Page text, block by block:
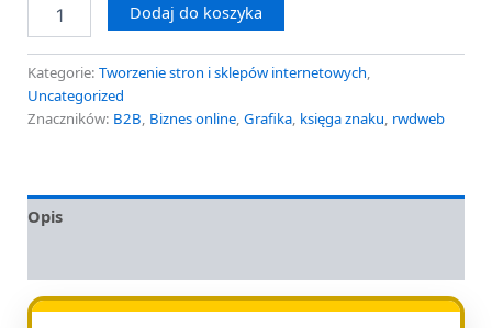
Dodaj do koszyka
Kategorie: Tworzenie stron i sklepów internetowych,
Uncategorized
Znaczników: B2B, Biznes online, Grafika, księga znaku, rwdweb
Opis